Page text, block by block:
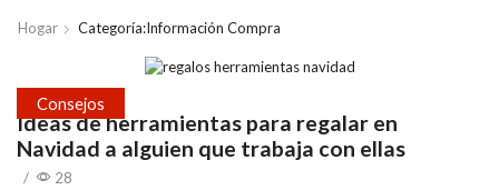
Hogar Categoría:Información Compra
Consejos
Ideas de herramientas para regalar en
Navidad a alguien que trabaja con ellas
/ 28